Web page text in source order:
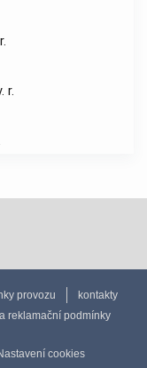
r.
provozu
kontakty
reklamační podmínky
cookies